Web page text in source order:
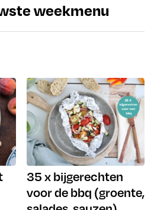
weekmenu
35 x bijgerechten
voor de bbq (groente,